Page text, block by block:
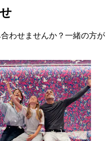
わせませんか？一緒の方が